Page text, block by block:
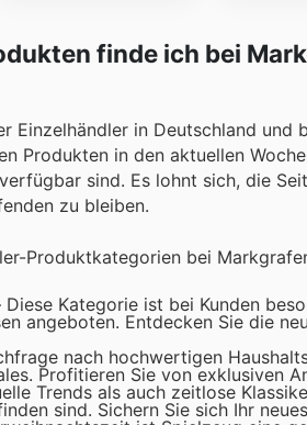
finde ich bei
Einzelhändler in Deutschland
Produkten in den aktuellen
sind. Es lohnt sich, die
zu bleiben.
Produktkategorien bei
Diese Kategorie ist bei Kunden
angeboten. Entdecken Sie die
nach hochwertigen
Profitieren Sie von exklusiven
Trends als auch zeitlose
sind. Sichern Sie sich Ihr